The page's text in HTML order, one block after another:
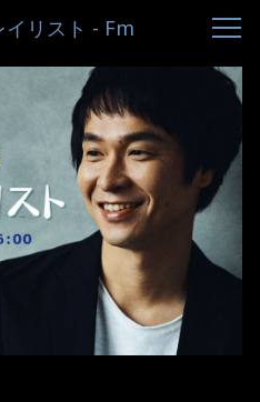
リスト - Fm